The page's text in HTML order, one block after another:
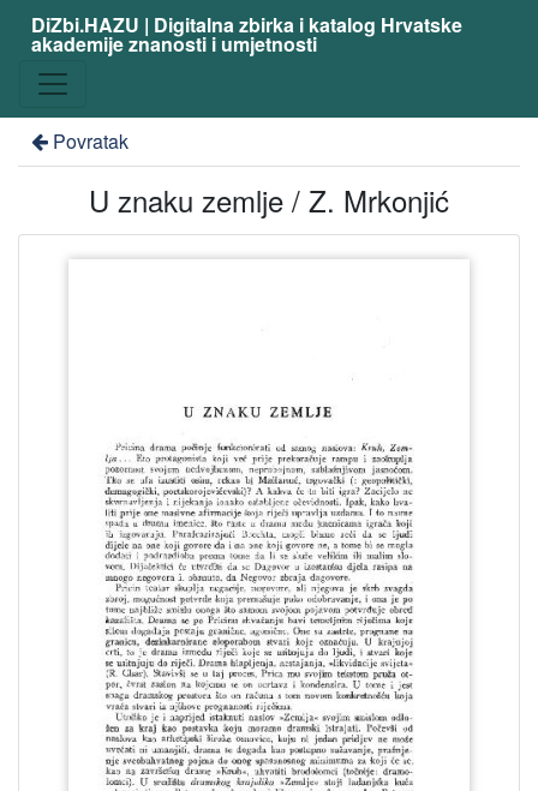
DiZbi.HAZU | Digitalna zbirka i katalog Hrvatske
akademije znanosti i umjetnosti
Povratak
U znaku zemlje / Z. Mrkonjić